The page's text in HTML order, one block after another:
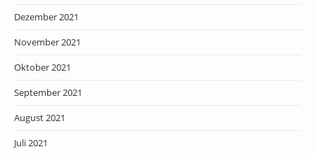
Dezember 2021
November 2021
Oktober 2021
September 2021
August 2021
Juli 2021